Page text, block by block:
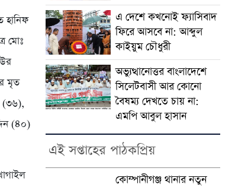
মোঃ
মৃত
(৩৬),
(৪০)
এ দেশে কখনোই ফ্যাসিবাদ
ফিরে আসবে না: আব্দুল
কাইয়ুম চৌধুরী
অভ্যুত্থানোত্তর বাংলাদেশে
সিলেটবাসী আর কোনো
বৈষম্য দেখতে চায় না:
এমপি আবুল হাসান
এই সপ্তাহের পাঠকপ্রিয়
কোম্পানীগঞ্জ থানার নতুন